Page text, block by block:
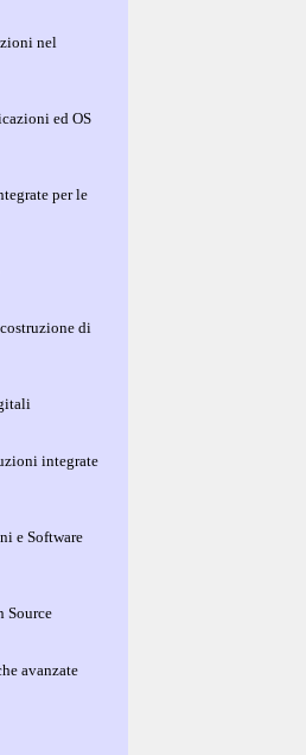
nel
ed OS
per le
di
integrate
e Software
Source
avanzate